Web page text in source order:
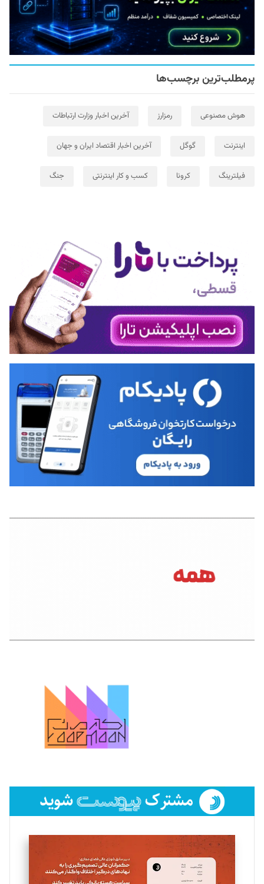
پرمطلب‌ترین برچسب‌ها
هوش مصنوعی رمزارز آخرین اخبار وزارت ارتباطات
اینترنت گوگل آخرین اخبار اقتصاد ایران و جهان
فیلترینگ کرونا کسب و کار اینترنتی جنگ